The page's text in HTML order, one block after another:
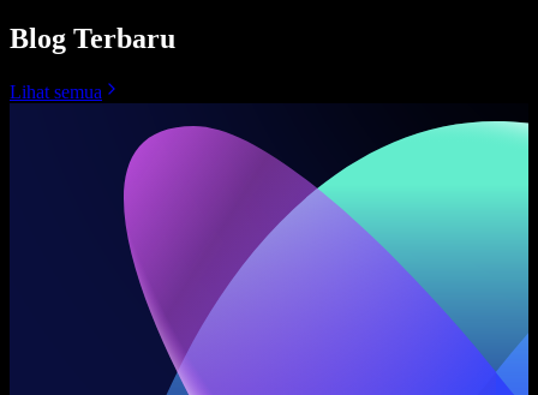
Blog Terbaru
Lihat semua